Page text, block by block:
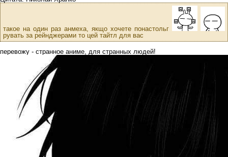
такое на один раз анмеха, якщо хочете понастольг
рувать за рейнджерами то цей тайтл для вас
перевожу - странное аниме, для странных людей!